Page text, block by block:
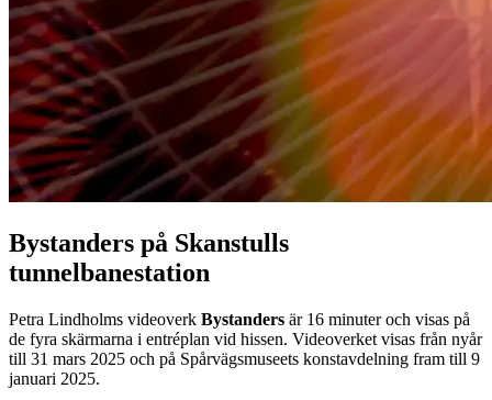
Bystanders på Skanstulls
tunnelbanestation
Petra Lindholms videoverk Bystanders är 16 minuter och visas på
de fyra skärmarna i entréplan vid hissen. Videoverket visas från nyår
till 31 mars 2025 och på Spårvägsmuseets konstavdelning fram till 9
januari 2025.